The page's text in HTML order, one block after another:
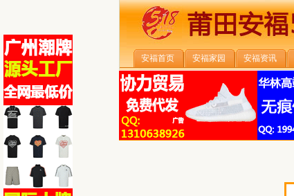
安福首页 安福家园 安福资讯